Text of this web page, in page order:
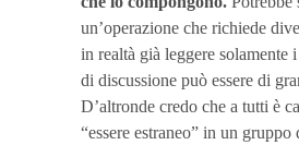
un’operazione che richiede
in realtà già leggere solamente
di discussione può essere di
D’altronde credo che a tutti è
“essere estraneo” in un gruppo